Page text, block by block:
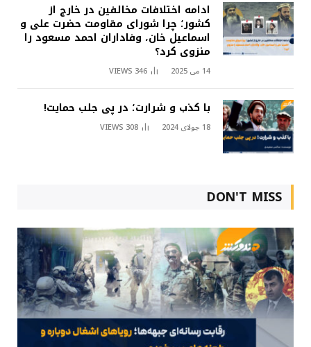
ادامه اختلافات مخالفین در خارج از
کشور؛ چرا شورای مقاومت حضرت علی و
اسماعیل خان، وفاداران احمد مسعود را
منزوی کرد؟
14 می 2025 346
VIEWS
با کذب و شرارت؛ در پی جلب حمایت!
18 جولای 2024 308
VIEWS
DON'T MISS